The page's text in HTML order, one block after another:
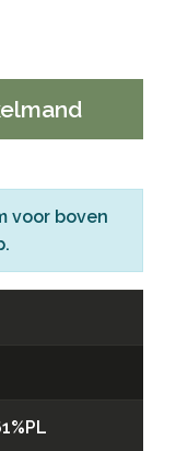
voor boven